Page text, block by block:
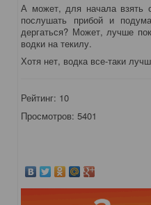
А может, для начала взять
послушать прибой и
дергаться? Может, лучше
водки на текилу.
Хотя нет, водка все-таки
Рейтинг: 10
Просмотров: 5401